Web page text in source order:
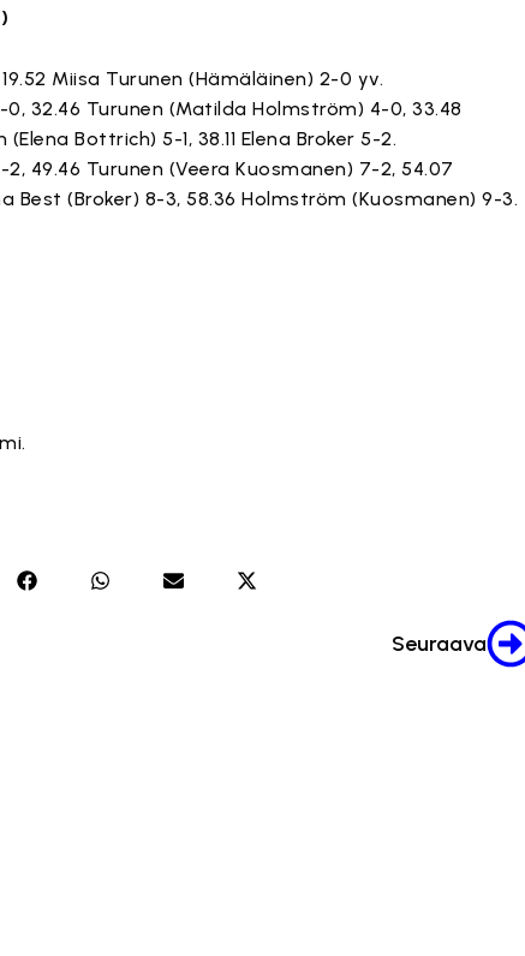
Miisa Turunen (Hämäläinen) 2-0 yv.
32.46 Turunen (Matilda Holmström) 4-0, 33.48
Bottrich) 5-1, 38.11 Elena Broker 5-2.
49.46 Turunen (Veera Kuosmanen) 7-2, 54.07
Best (Broker) 8-3, 58.36 Holmström (Kuosmanen) 9-3.
Seuraava